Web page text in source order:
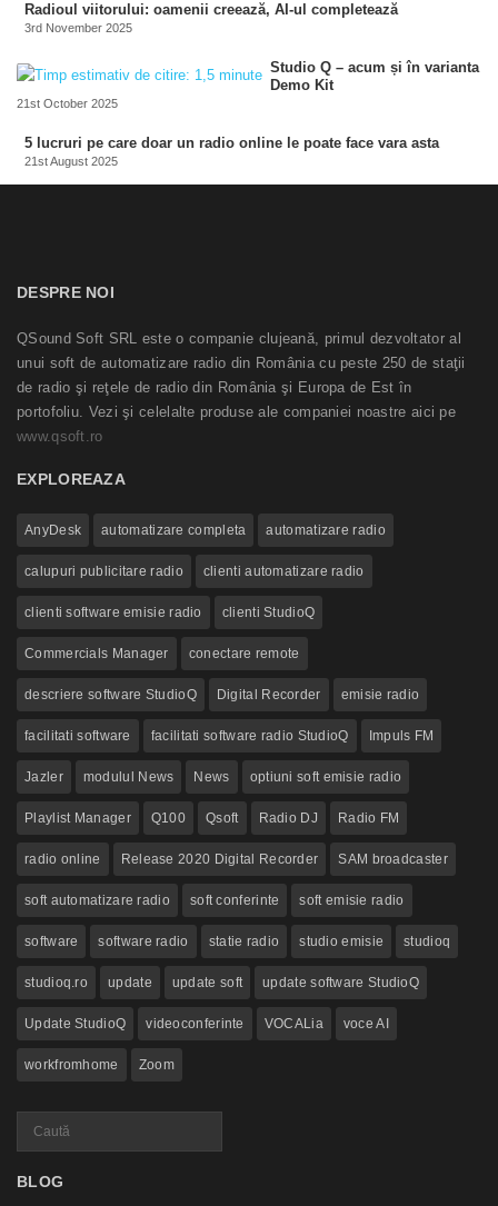
Radioul viitorului: oamenii creează, AI-ul completează
3rd November 2025
Studio Q – acum și în varianta
Demo Kit
21st October 2025
5 lucruri pe care doar un radio online le poate face vara asta
21st August 2025
DESPRE NOI
QSound Soft SRL este o companie clujeană, primul dezvoltator al
unui soft de automatizare radio din România cu peste 250 de staţii
de radio şi reţele de radio din România şi Europa de Est în
portofoliu. Vezi şi celelalte produse ale companiei noastre aici pe
www.qsoft.ro
EXPLOREAZA
AnyDesk automatizare completa automatizare radio
calupuri publicitare radio clienti automatizare radio
clienti software emisie radio clienti StudioQ
Commercials Manager conectare remote
descriere software StudioQ Digital Recorder emisie radio
facilitati software facilitati software radio StudioQ Impuls FM
Jazler modulul News News optiuni soft emisie radio
Playlist Manager Q100 Qsoft Radio DJ Radio FM
radio online Release 2020 Digital Recorder SAM broadcaster
soft automatizare radio soft conferinte soft emisie radio
software software radio statie radio studio emisie studioq
studioq.ro update update soft update software StudioQ
Update StudioQ videoconferinte VOCALia voce AI
workfromhome Zoom
BLOG